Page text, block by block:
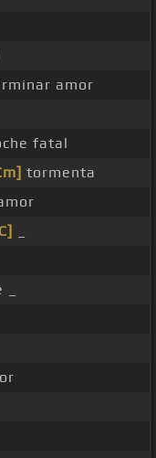
amor
fatal
tormenta